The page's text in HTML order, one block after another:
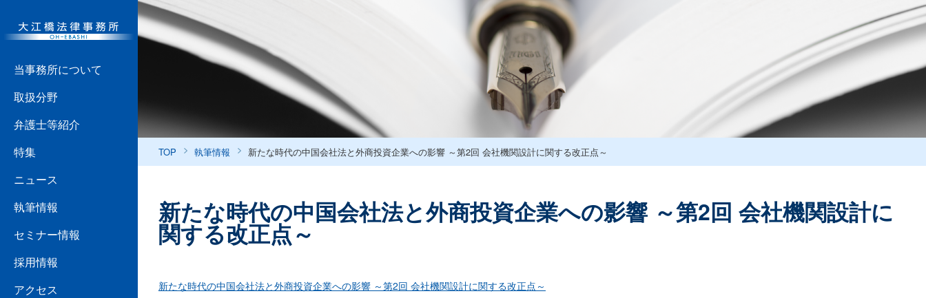
当事務所について
取扱分野
弁護士等紹介
特集
ニュース
執筆情報
セミナー情報
採用情報
アクセス
TOP 執筆情報 新たな時代の中国会社法と外商投資企業への影響 ～第2回 会社機関設計に関する改正点～
新たな時代の中国会社法と外商投資企業への影響 ～第2回 会社機関設計に
関する改正点～
新たな時代の中国会社法と外商投資企業への影響 ～第2回 会社機関設計に関する改正点～